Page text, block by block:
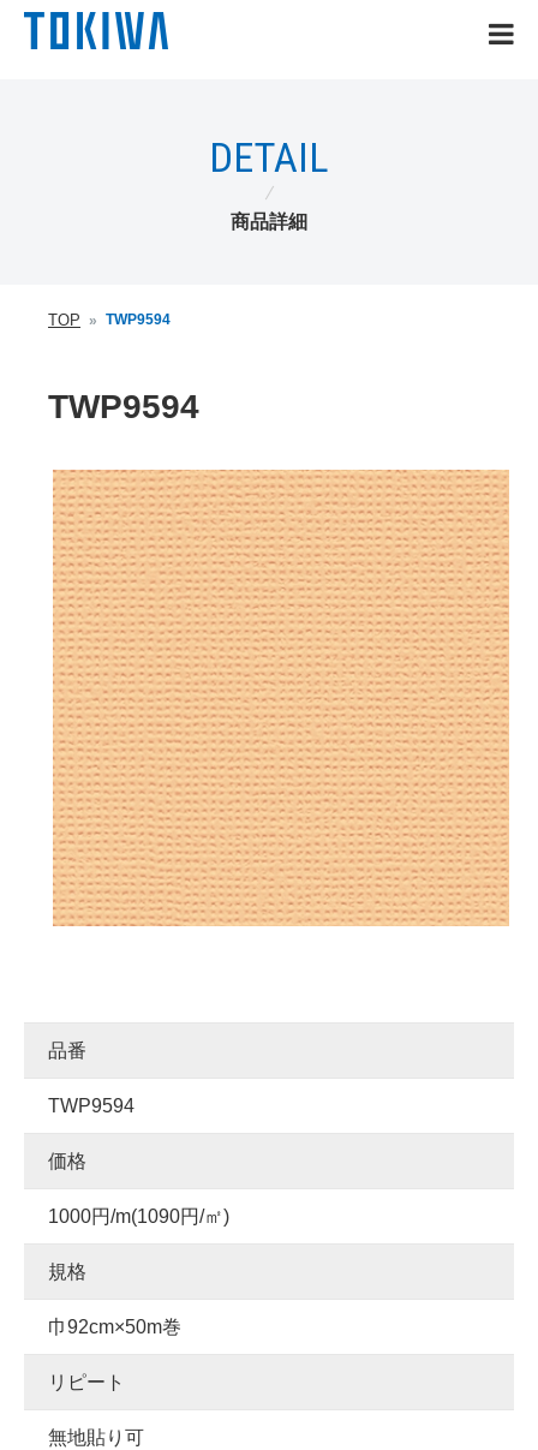
品番検索
ログイン
カタログ・サンプル請求
お問い合わせ
海外のお客様へ / ENGLISH
DETAIL
商品詳細
TOP TWP9594
TWP9594
品番
TWP9594
価格
1000円/m(1090円/㎡)
規格
巾92cm×50m巻
リピート
無地貼り可